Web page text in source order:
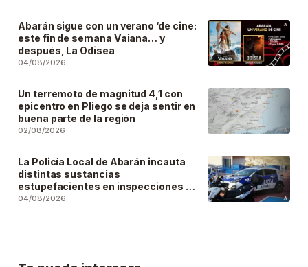
Abarán sigue con un verano ‘de cine:
este fin de semana Vaiana… y
después, La Odisea
04/08/2026
Un terremoto de magnitud 4,1 con
epicentro en Pliego se deja sentir en
buena parte de la región
02/08/2026
La Policía Local de Abarán incauta
distintas sustancias
estupefacientes en inspecciones a
locales públicos del municipio
04/08/2026